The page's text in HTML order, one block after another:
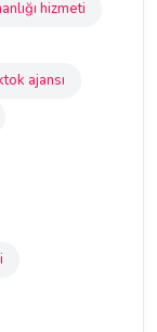
hizmeti
ajansı